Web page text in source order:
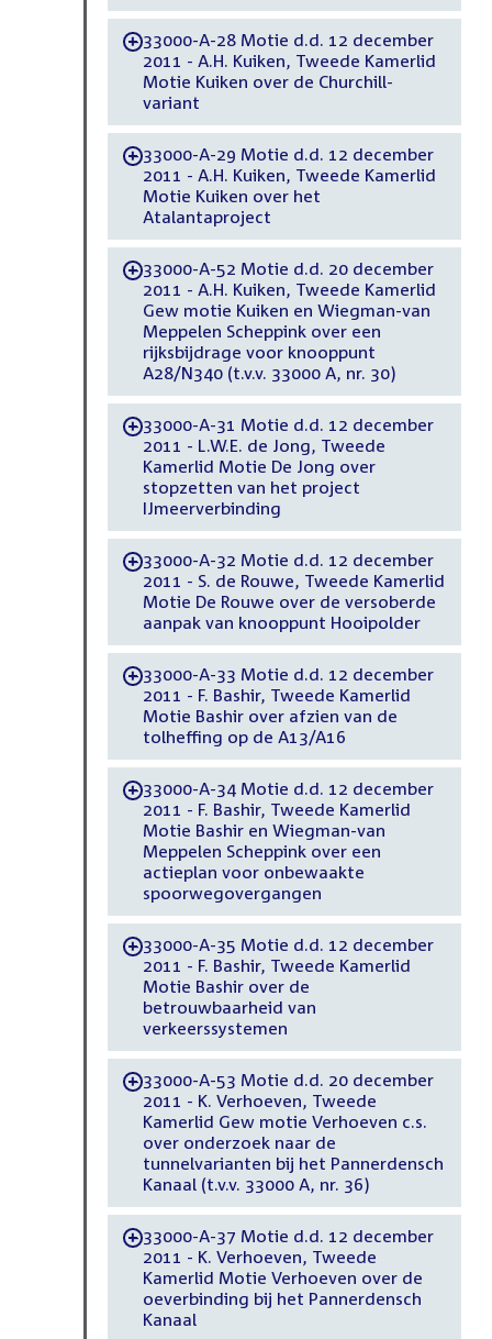
-33000-A-28 Motie d.d. 12 december
2011 - A.H. Kuiken, Tweede Kamerlid
Motie Kuiken over de Churchill-
variant
-33000-A-29 Motie d.d. 12 december
2011 - A.H. Kuiken, Tweede Kamerlid
Motie Kuiken over het
Atalantaproject
-33000-A-52 Motie d.d. 20 december
2011 - A.H. Kuiken, Tweede Kamerlid
Gew motie Kuiken en Wiegman-van
Meppelen Scheppink over een
rijksbijdrage voor knooppunt
A28/N340 (t.v.v. 33000 A, nr. 30)
-33000-A-31 Motie d.d. 12 december
2011 - L.W.E. de Jong, Tweede
Kamerlid Motie De Jong over
stopzetten van het project
IJmeerverbinding
-33000-A-32 Motie d.d. 12 december
2011 - S. de Rouwe, Tweede Kamerlid
Motie De Rouwe over de versoberde
aanpak van knooppunt Hooipolder
-33000-A-33 Motie d.d. 12 december
2011 - F. Bashir, Tweede Kamerlid
Motie Bashir over afzien van de
tolheffing op de A13/A16
-33000-A-34 Motie d.d. 12 december
2011 - F. Bashir, Tweede Kamerlid
Motie Bashir en Wiegman-van
Meppelen Scheppink over een
actieplan voor onbewaakte
spoorwegovergangen
-33000-A-35 Motie d.d. 12 december
2011 - F. Bashir, Tweede Kamerlid
Motie Bashir over de
betrouwbaarheid van
verkeerssystemen
-33000-A-53 Motie d.d. 20 december
2011 - K. Verhoeven, Tweede
Kamerlid Gew motie Verhoeven c.s.
over onderzoek naar de
tunnelvarianten bij het Pannerdensch
Kanaal (t.v.v. 33000 A, nr. 36)
-33000-A-37 Motie d.d. 12 december
2011 - K. Verhoeven, Tweede
Kamerlid Motie Verhoeven over de
oeverbinding bij het Pannerdensch
Kanaal